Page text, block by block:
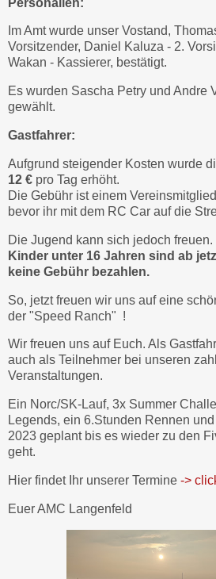
Im Amt wurde unser Vostand,
Vorsitzender, Daniel Kaluza - 2.
Wakan - Kassierer, bestätigt.
Es wurden Sascha Petry und Andre
gewählt.
Gastfahrer:
Aufgrund steigender Kosten wurde
12 € pro Tag erhöht.
Die Gebühr ist einem
bevor ihr mit dem RC Car auf die
Die Jugend kann sich jedoch freuen.
Kinder unter 16 Jahren sind ab
keine Gebühr bezahlen.
So, jetzt freuen wir uns auf eine
der "Speed Ranch" !
Wir freuen uns auf Euch. Als
auch als Teilnehmer bei unseren
Veranstaltungen.
Ein Norc/SK-Lauf, 3x Summer
Legends, ein 6.Stunden Rennen
2023 geplant bis es wieder zu den
geht.
Hier findet Ihr unserer Termine ->
Euer AMC Langenfeld